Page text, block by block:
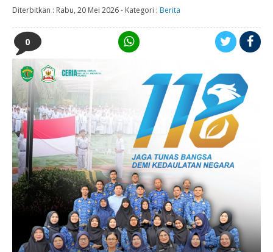
Diterbitkan : Rabu, 20 Mei 2026- Kategori : Berita
0